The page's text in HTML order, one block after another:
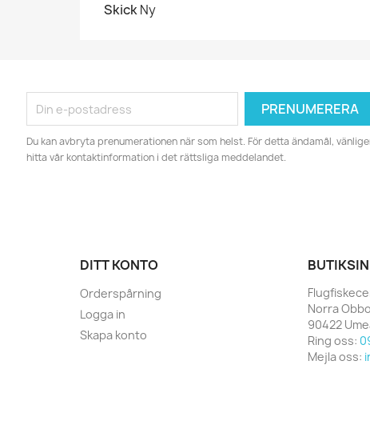
SkickNy
Du kan avbryta prenumerationen när som helst. För detta ändamål,
hitta vår kontaktinformation i det rättsliga meddelandet.
DITT KONTO
Orderspårning
Logga in
Skapa konto
Norra
90422
Ring oss:
Mejla oss: